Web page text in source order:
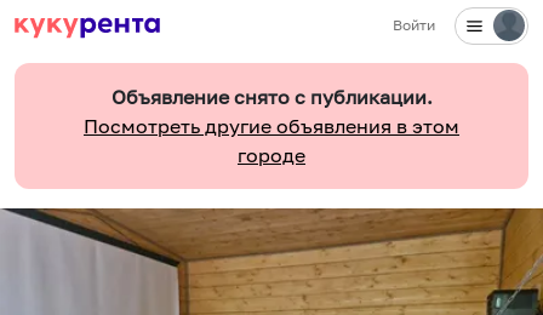
Войти
Объявление снято с публикации.
Посмотреть другие объявления в этом
городе